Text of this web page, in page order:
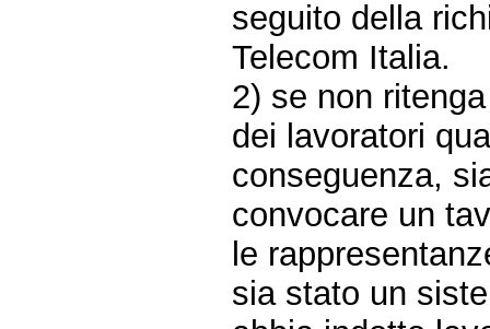
seguito della
Telecom Italia.
2) se non
dei lavoratori
conseguenza,
convocare un
le
sia stato un